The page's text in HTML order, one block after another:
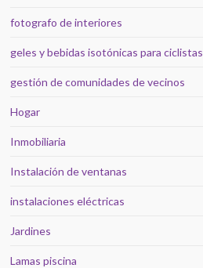
fotografo de interiores
geles y bebidas isotónicas para ciclistas
gestión de comunidades de vecinos
Hogar
Inmobiliaria
Instalación de ventanas
instalaciones eléctricas
Jardines
Lamas piscina